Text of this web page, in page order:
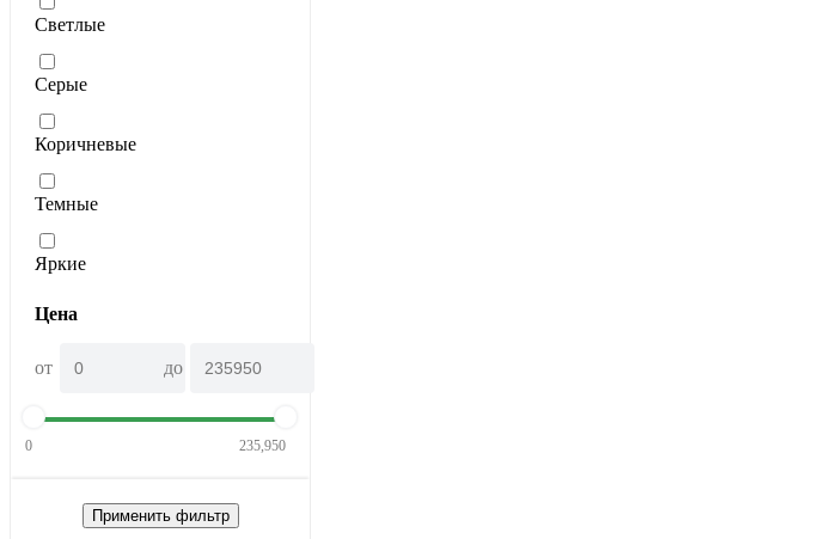
Светлые
Серые
Коричневые
Темные
Яркие
Цена
от до
0 235,950
Применить фильтр